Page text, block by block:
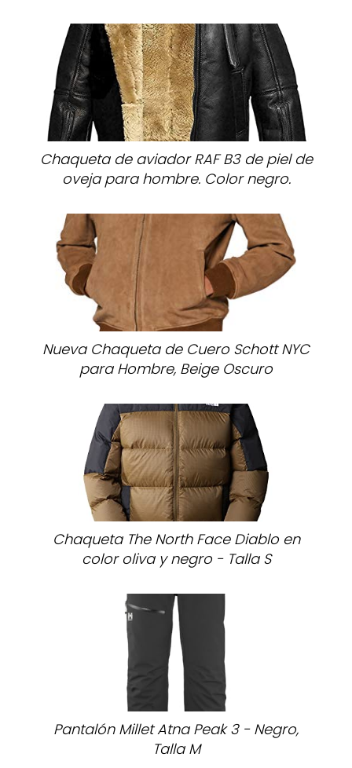
Chaqueta de aviador RAF B3 de piel de
oveja para hombre. Color negro.
Nueva Chaqueta de Cuero Schott NYC
para Hombre, Beige Oscuro
Chaqueta The North Face Diablo en
color oliva y negro - Talla S
Pantalón Millet Atna Peak 3 - Negro,
Talla M